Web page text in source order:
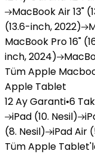
MacBookAir 13"
(13.6-inch, 2022)
MacBook Pro 16"
inch, 2024)
Tüm Apple
Apple Tablet
12 Ay Garanti•6
iPad (10. Nesil)
(8. Nesil) iPadAir
Tüm Apple